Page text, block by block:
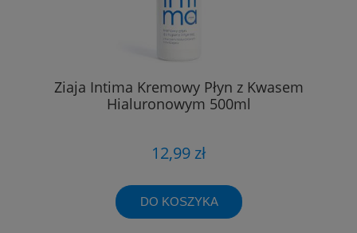
Ziaja Intima Kremowy Płyn z Kwasem
Hialuronowym 500ml
12,99 zł
DO KOSZYKA